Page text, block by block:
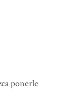
ponerle